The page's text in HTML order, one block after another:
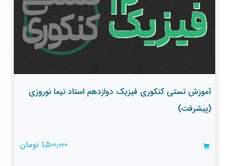
آموزش تستی کنکوری فیزیک دوازدهم استاد نیما نوروزی
(پیشرفت)
1,500,000 تومان